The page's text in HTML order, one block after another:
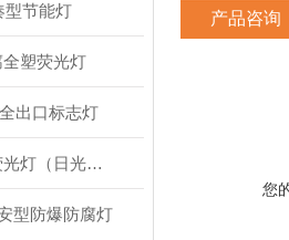
型节能灯
塑荧光灯
出口标志灯
BPY防爆节能荧光灯（日光灯）
型防爆防腐灯
产品咨询
您